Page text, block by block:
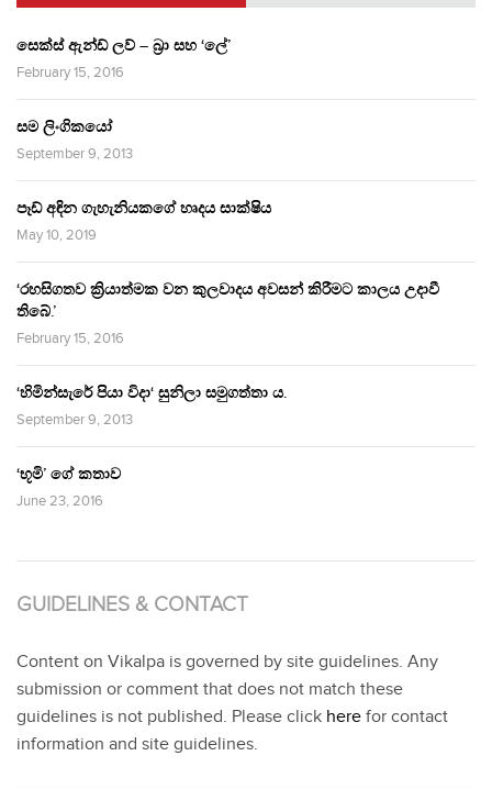
සෙක්ස් ඇන්ඩ් ලව් – බ්‍රා සහ ‘ලේ’
February 15, 2016
සම ලිංගිකයෝ
September 9, 2013
පෑඩ් අඳින ගැහැනියකගේ හෘදය සාක්ෂිය
May 10, 2019
‘රහසිගතව ක්‍රියාත්මක වන කුලවාදය අවසන් කිරීමට කාලය උදාවී
තිබේ.’
February 15, 2016
‘හිමින්සැරේ පියා විදා‘ සුනිලා සමුගත්තා ය.
September 9, 2013
‘භූමි’ ගේ කතාව
June 23, 2016
GUIDELINES & CONTACT
Content on Vikalpa is governed by site guidelines. Any
submission or comment that does not match these
guidelines is not published. Please click here for contact
information and site guidelines.